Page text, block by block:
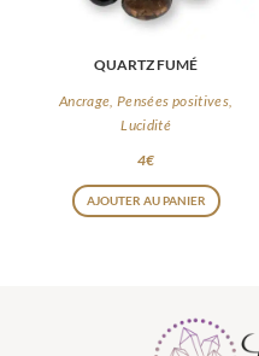
QUARTZ FUMÉ
Ancrage, Pensées positives,
Lucidité
4€
AJOUTER AU PANIER